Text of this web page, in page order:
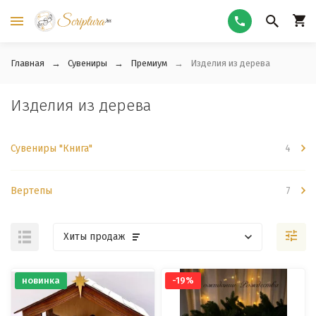
Главная Сувениры Премиум Изделия из дерева
Изделия из дерева
Сувениры "Книга" 4
Вертепы 7
Хиты продаж
новинка -19%